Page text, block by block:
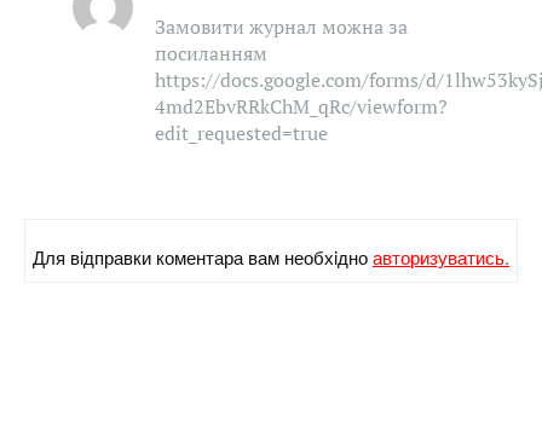
Замовити журнал можна за
посиланням
https://docs.google.com/forms/d/
4md2EbvRRkChM_qRc/viewform?
edit_requested=true
Для вiдправки коментара вам необхiдноавторизуватись.